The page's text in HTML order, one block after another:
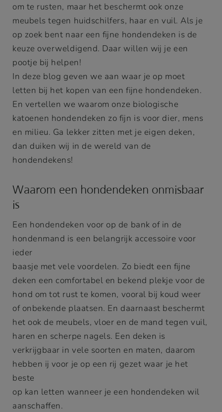
om te rusten, maar het beschermt ook onze
meubels tegen huidschilfers, haar en vuil. Als je
op zoek bent naar een fijne hondendeken is de
keuze overweldigend. Daar willen wij je een
pootje bij helpen!
In deze blog geven we aan waar je op moet
letten bij het kopen van een fijne hondendeken.
En vertellen we waarom onze biologische
katoenen hondendeken zo fijn is voor dier, mens
en milieu. Ga lekker zitten met je eigen deken,
dan duiken wij in de wereld van de
hondendekens!
Waarom een hondendeken onmisbaar
is
Een hondendeken voor op de bank of in de
hondenmand is een belangrijk accessoire voor
ieder
baasje met vele voordelen. Zo biedt een fijne
deken een comfortabel en bekend plekje voor de
hond om tot rust te komen, vooral bij koud weer
of onbekende plaatsen. En daarnaast beschermt
het ook de meubels, vloer en de mand tegen vuil,
haren en scherpe nagels. Een deken is
verkrijgbaar in vele soorten en maten, daarom
hebben ij voor je op een rij gezet waar je het
beste
op kan letten wanneer je een hondendeken wil
aanschaffen.